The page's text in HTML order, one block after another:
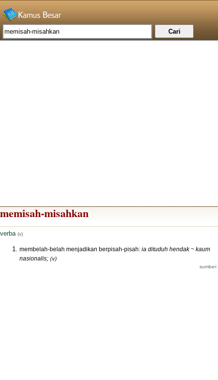
memisah-misahkan
verba (v)
membelah-belah menjadikan berpisah-pisah: ia dituduh hendak ~ kaum
nasionalis; (v)